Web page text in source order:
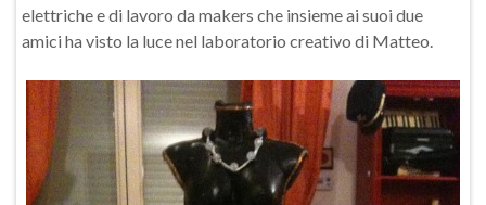
elettriche e di lavoro da makers che insieme ai suoi due
amici ha visto la luce nel laboratorio creativo di Matteo.